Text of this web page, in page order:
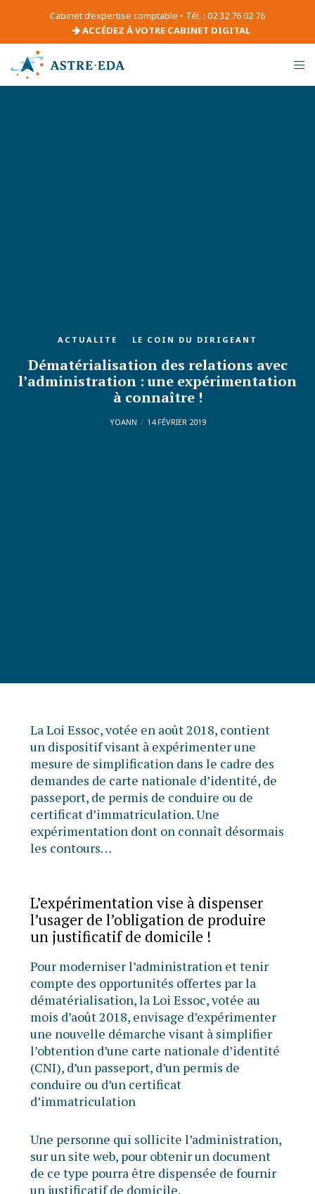
Cabinet d’expertise comptable • Tél. : 02 32 76 02 76
ACCÉDEZ À VOTRE CABINET DIGITAL
ACTUALITE LE COIN DU DIRIGEANT
Dématérialisation des relations avec
l’administration : une expérimentation
à connaître !
YOANN 14 FÉVRIER 2019
La Loi Essoc, votée en août 2018, contient
un dispositif visant à expérimenter une
mesure de simplification dans le cadre des
demandes de carte nationale d’identité, de
passeport, de permis de conduire ou de
certificat d’immatriculation. Une
expérimentation dont on connaît désormais
les contours…
L’expérimentation vise à dispenser
l’usager de l’obligation de produire
un justificatif de domicile !
Pour moderniser l’administration et tenir
compte des opportunités offertes par la
dématérialisation, la Loi Essoc, votée au
mois d’août 2018, envisage d’expérimenter
une nouvelle démarche visant à simplifier
l’obtention d’une carte nationale d’identité
(CNI), d’un passeport, d’un permis de
conduire ou d’un certificat
d’immatriculation
Une personne qui sollicite l’administration,
sur un site web, pour obtenir un document
de ce type pourra être dispensée de fournir
un justificatif de domicile.